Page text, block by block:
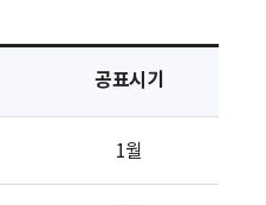
공표시기
1월